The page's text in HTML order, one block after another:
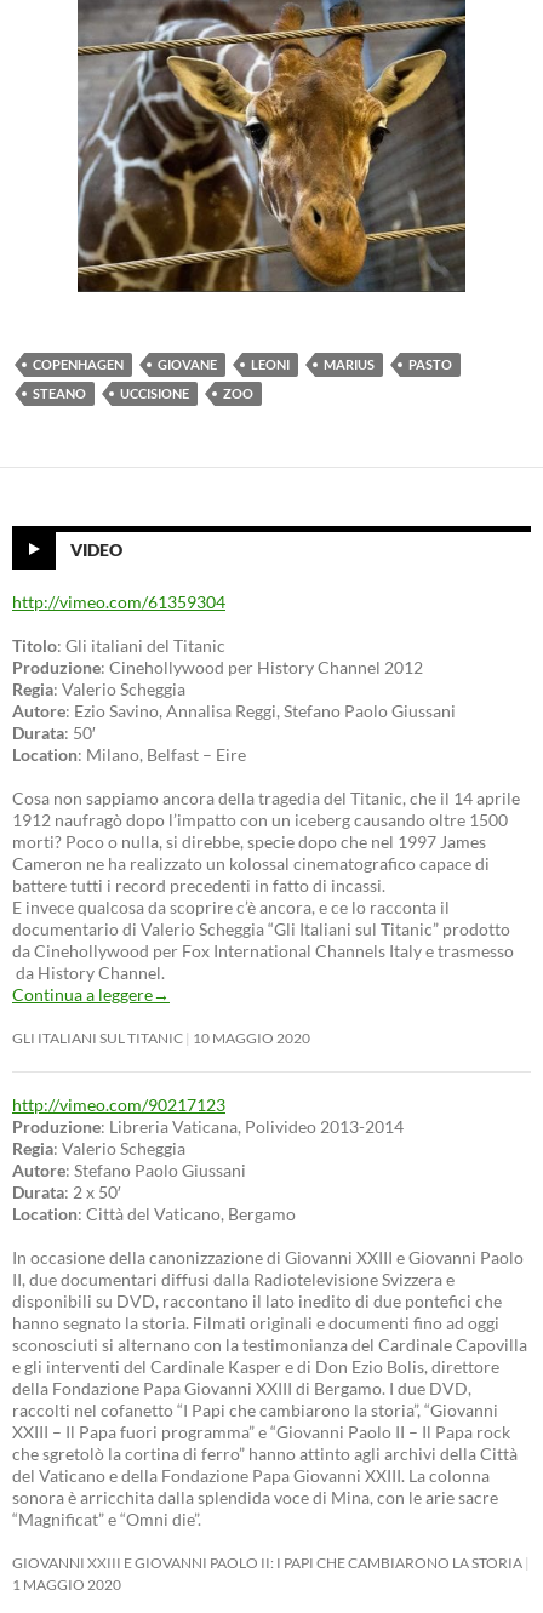
COPENHAGEN GIOVANE LEONI MARIUS
PASTO
STEANO
UCCISIONE ZOO
VIDEO
http://vimeo.com/61359304
Titolo: Gli italiani del Titanic
Produzione: Cinehollywood per History Channel 2012
Regia: Valerio Scheggia
Autore: Ezio Savino, Annalisa Reggi, Stefano Paolo Giussani
Durata: 50′
Location: Milano, Belfast – Eire
Cosa non sappiamo ancora della tragedia del Titanic, che il 14 aprile
1912 naufragò dopo l’impatto con un iceberg causando oltre 1500
morti? Poco o nulla, si direbbe, specie dopo che nel 1997 James
Cameron ne ha realizzato un kolossal cinematografico capace di
battere tutti i record precedenti in fatto di incassi.
E invece qualcosa da scoprire c’è ancora, e ce lo racconta il
documentario di Valerio Scheggia “Gli Italiani sul Titanic” prodotto
da Cinehollywood per Fox International Channels Italy e trasmesso
da History Channel.
Continua a leggere→
GLI ITALIANI SUL TITANIC 10 MAGGIO 2020
http://vimeo.com/90217123
Produzione: Libreria Vaticana, Polivideo 2013-2014
Regia: Valerio Scheggia
Autore: Stefano Paolo Giussani
Durata: 2 x 50′
Location: Città del Vaticano, Bergamo
In occasione della canonizzazione di Giovanni XXIII e Giovanni Paolo
II, due documentari diffusi dalla Radiotelevisione Svizzera e
disponibili su DVD, raccontano il lato inedito di due pontefici che
hanno segnato la storia. Filmati originali e documenti fino ad oggi
sconosciuti si alternano con la testimonianza del Cardinale Capovilla
e gli interventi del Cardinale Kasper e di Don Ezio Bolis, direttore
della Fondazione Papa Giovanni XXIII di Bergamo. I due DVD,
raccolti nel cofanetto “I Papi che cambiarono la storia”, “Giovanni
XXIII – Il Papa fuori programma” e “Giovanni Paolo II – Il Papa rock
che sgretolò la cortina di ferro” hanno attinto agli archivi della Città
del Vaticano e della Fondazione Papa Giovanni XXIII. La colonna
sonora è arricchita dalla splendida voce di Mina, con le arie sacre
“Magnificat” e “Omni die”.
GIOVANNI XXIII E GIOVANNI PAOLO II: I PAPI CHE CAMBIARONO LA STORIA
1 MAGGIO 2020